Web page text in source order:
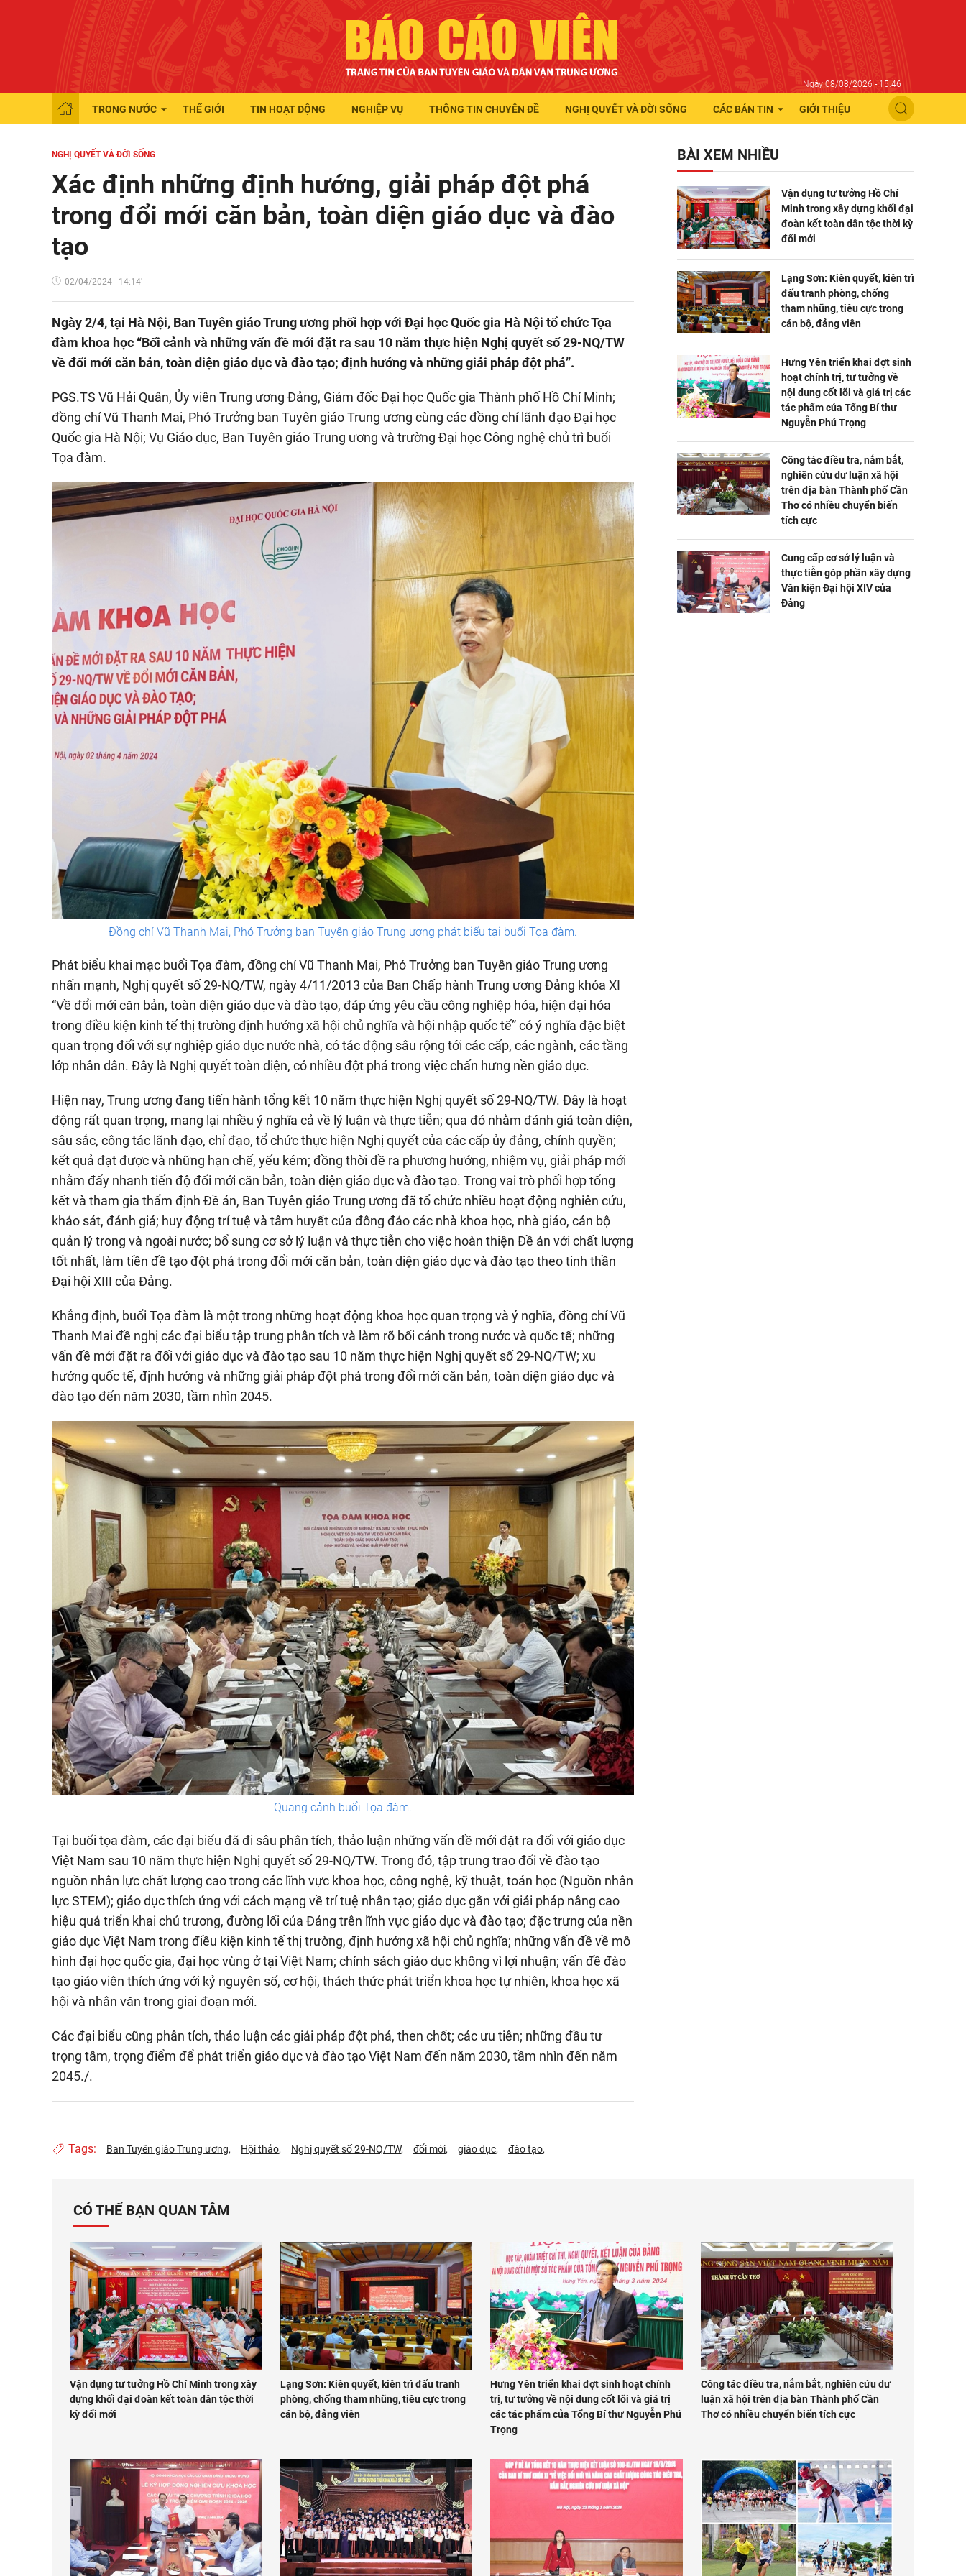
Ngày 08/08/2026 - 15:46
TRONG NƯỚC THẾ GIỚI TIN HOẠT ĐỘNG NGHIỆP VỤ THÔNG TIN CHUYÊN ĐỀ NGHỊ QUYẾT VÀ ĐỜI SỐNG CÁC BẢN TIN GIỚI THIỆU
NGHỊ QUYẾT VÀ ĐỜI SỐNG
Xác định những định hướng, giải pháp đột phá
trong đổi mới căn bản, toàn diện giáo dục và đào
tạo
02/04/2024 - 14:14'
Ngày 2/4, tại Hà Nội, Ban Tuyên giáo Trung ương phối hợp với Đại học Quốc gia Hà Nội tổ chức Tọa
đàm khoa học “Bối cảnh và những vấn đề mới đặt ra sau 10 năm thực hiện Nghị quyết số 29-NQ/TW
về đổi mới căn bản, toàn diện giáo dục và đào tạo; định hướng và những giải pháp đột phá”.
PGS.TS Vũ Hải Quân, Ủy viên Trung ương Đảng, Giám đốc Đại học Quốc gia Thành phố Hồ Chí Minh;
đồng chí Vũ Thanh Mai, Phó Trưởng ban Tuyên giáo Trung ương cùng các đồng chí lãnh đạo Đại học
Quốc gia Hà Nội; Vụ Giáo dục, Ban Tuyên giáo Trung ương và trường Đại học Công nghệ chủ trì buổi
Tọa đàm.
Đồng chí Vũ Thanh Mai, Phó Trưởng ban Tuyên giáo Trung ương phát biểu tại buổi Tọa đàm.
Phát biểu khai mạc buổi Tọa đàm, đồng chí Vũ Thanh Mai, Phó Trưởng ban Tuyên giáo Trung ương
nhấn mạnh, Nghị quyết số 29-NQ/TW, ngày 4/11/2013 của Ban Chấp hành Trung ương Đảng khóa XI
“Về đổi mới căn bản, toàn diện giáo dục và đào tạo, đáp ứng yêu cầu công nghiệp hóa, hiện đại hóa
trong điều kiện kinh tế thị trường định hướng xã hội chủ nghĩa và hội nhập quốc tế” có ý nghĩa đặc biệt
quan trọng đối với sự nghiệp giáo dục nước nhà, có tác động sâu rộng tới các cấp, các ngành, các tầng
lớp nhân dân. Đây là Nghị quyết toàn diện, có nhiều đột phá trong việc chấn hưng nền giáo dục.
Hiện nay, Trung ương đang tiến hành tổng kết 10 năm thực hiện Nghị quyết số 29-NQ/TW. Đây là hoạt
động rất quan trọng, mang lại nhiều ý nghĩa cả về lý luận và thực tiễn; qua đó nhằm đánh giá toàn diện,
sâu sắc, công tác lãnh đạo, chỉ đạo, tổ chức thực hiện Nghị quyết của các cấp ủy đảng, chính quyền;
kết quả đạt được và những hạn chế, yếu kém; đồng thời đề ra phương hướng, nhiệm vụ, giải pháp mới
nhằm đẩy nhanh tiến độ đổi mới căn bản, toàn diện giáo dục và đào tạo. Trong vai trò phối hợp tổng
kết và tham gia thẩm định Đề án, Ban Tuyên giáo Trung ương đã tổ chức nhiều hoạt động nghiên cứu,
khảo sát, đánh giá; huy động trí tuệ và tâm huyết của đông đảo các nhà khoa học, nhà giáo, cán bộ
quản lý trong và ngoài nước; bổ sung cơ sở lý luận và thực tiễn cho việc hoàn thiện Đề án với chất lượng
tốt nhất, làm tiền đề tạo đột phá trong đổi mới căn bản, toàn diện giáo dục và đào tạo theo tinh thần
Đại hội XIII của Đảng.
Khẳng định, buổi Tọa đàm là một trong những hoạt động khoa học quan trọng và ý nghĩa, đồng chí Vũ
Thanh Mai đề nghị các đại biểu tập trung phân tích và làm rõ bối cảnh trong nước và quốc tế; những
vấn đề mới đặt ra đối với giáo dục và đào tạo sau 10 năm thực hiện Nghị quyết số 29-NQ/TW; xu
hướng quốc tế, định hướng và những giải pháp đột phá trong đổi mới căn bản, toàn diện giáo dục và
đào tạo đến năm 2030, tầm nhìn 2045.
Quang cảnh buổi Tọa đàm.
Tại buổi tọa đàm, các đại biểu đã đi sâu phân tích, thảo luận những vấn đề mới đặt ra đối với giáo dục
Việt Nam sau 10 năm thực hiện Nghị quyết số 29-NQ/TW. Trong đó, tập trung trao đổi về đào tạo
nguồn nhân lực chất lượng cao trong các lĩnh vực khoa học, công nghệ, kỹ thuật, toán học (Nguồn nhân
lực STEM); giáo dục thích ứng với cách mạng về trí tuệ nhân tạo; giáo dục gắn với giải pháp nâng cao
hiệu quả triển khai chủ trương, đường lối của Đảng trên lĩnh vực giáo dục và đào tạo; đặc trưng của nền
giáo dục Việt Nam trong điều kiện kinh tế thị trường, định hướng xã hội chủ nghĩa; những vấn đề về mô
hình đại học quốc gia, đại học vùng ở tại Việt Nam; chính sách giáo dục không vì lợi nhuận; vấn đề đào
tạo giáo viên thích ứng với kỷ nguyên số, cơ hội, thách thức phát triển khoa học tự nhiên, khoa học xã
hội và nhân văn trong giai đoạn mới.
Các đại biểu cũng phân tích, thảo luận các giải pháp đột phá, then chốt; các ưu tiên; những đầu tư
trọng tâm, trọng điểm để phát triển giáo dục và đào tạo Việt Nam đến năm 2030, tầm nhìn đến năm
2045./.
Tags: Ban Tuyên giáo Trung ương Hội thảo Nghị quyết số 29-NQ/TW đổi mới giáo dục đào tạo
BÀI XEM NHIỀU
Vận dụng tư tưởng Hồ Chí
Minh trong xây dựng khối đại
đoàn kết toàn dân tộc thời kỳ
đổi mới
Lạng Sơn: Kiên quyết, kiên trì
đấu tranh phòng, chống
tham nhũng, tiêu cực trong
cán bộ, đảng viên
Hưng Yên triển khai đợt sinh
hoạt chính trị, tư tưởng về
nội dung cốt lõi và giá trị các
tác phẩm của Tổng Bí thư
Nguyễn Phú Trọng
Công tác điều tra, nắm bắt,
nghiên cứu dư luận xã hội
trên địa bàn Thành phố Cần
Thơ có nhiều chuyển biến
tích cực
Cung cấp cơ sở lý luận và
thực tiễn góp phần xây dựng
Văn kiện Đại hội XIV của
Đảng
CÓ THỂ BẠN QUAN TÂM
Vận dụng tư tưởng Hồ Chí Minh trong xây
dựng khối đại đoàn kết toàn dân tộc thời
kỳ đổi mới
Lạng Sơn: Kiên quyết, kiên trì đấu tranh
phòng, chống tham nhũng, tiêu cực trong
cán bộ, đảng viên
Hưng Yên triển khai đợt sinh hoạt chính
trị, tư tưởng về nội dung cốt lõi và giá trị
các tác phẩm của Tổng Bí thư Nguyễn Phú
Trọng
Công tác điều tra, nắm bắt, nghiên cứu dư
luận xã hội trên địa bàn Thành phố Cần
Thơ có nhiều chuyển biến tích cực